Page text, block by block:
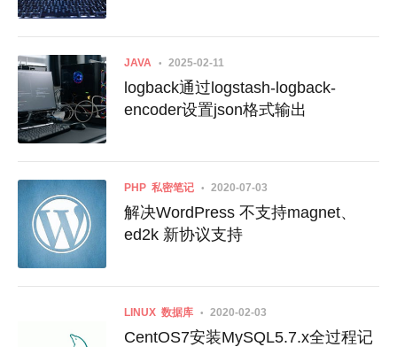
JAVA 2025-02-11
logback通过logstash-logback-
encoder设置json格式输出
PHP 私密笔记 2020-07-03
解决WordPress 不支持magnet、
ed2k 新协议支持
LINUX 数据库 2020-02-03
CentOS7安装MySQL5.7.x全过程记